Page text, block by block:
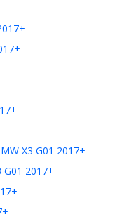
X3 G01 2017+
2017+